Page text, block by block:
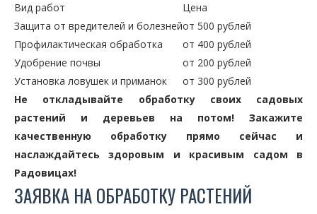
Вид работ
Цена
Защита от вредителей и болезнейот 500 рублей
Профилактическая обработка
от 400 рублей
Удобрение почвы
от 200 рублей
Установка ловушек и приманок
от 300 рублей
Не откладывайте обработку своих садовых
растений и деревьев на потом! Закажите
качественную обработку прямо сейчас и
наслаждайтесь здоровым и красивым садом в
Радовицах!
ЗАЯВКА НА ОБРАБОТКУ РАСТЕНИЙ